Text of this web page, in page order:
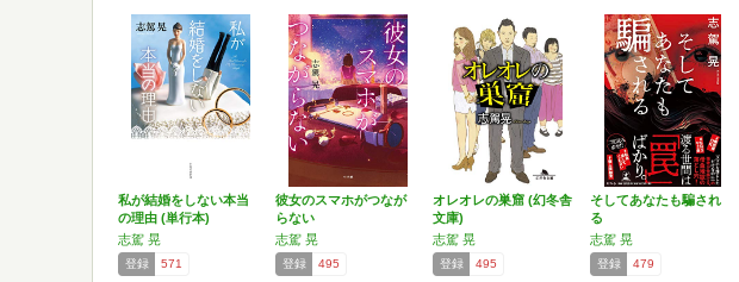
私が結婚をしない本当
の理由 (単行本)
志駕 晃
登録 571
彼女のスマホがつなが
らない
志駕 晃
登録 495
オレオレの巣窟 (幻冬舎
文庫)
志駕 晃
登録 495
そしてあなたも騙され
る
志駕 晃
登録 479